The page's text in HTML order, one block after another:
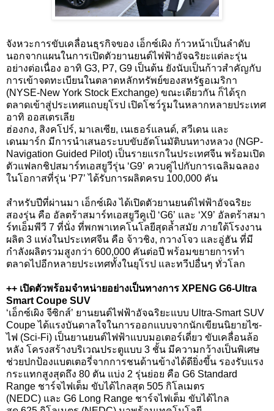
จังหวะการขับเคลื่อนธุรกิจของ เอ็กซ์เผิง ก้าวหน้าเป็นลำดับ
นอกจากแผนในการเปิดตัวยานยนต์ไฟฟ้าอัจฉริยะแต่ละรุ่น
อย่างต่อเนื่อง อาทิ G3, P7, G9 เป็นต้น ยังนับเป็นก้าวสำคัญกับ
การเข้าจดทะเบียนในตลาดหลักทรัพย์ของสหรัฐอเมริกา
(NYSE-New York Stock Exchange) ขณะเดียวกัน ก็ได้รุก
ตลาดเข้าสู่ประเทศแถบยุโรป เปิดโชว์รูมในหลากหลายประเทศ
อาทิ ออสเตรเลีย
ฮ่องกง, สิงคโปร์, มาเลเซีย, เนเธอร์แลนด์, สวีเดน และ
เดนมาร์ก มีการนำเสนอระบบขับอัตโนมัติบนทางหลวง (NGP-
Navigation Guided Pilot) เป็นรายแรกในประเทศจีน พร้อมเปิด
ตัวแฟลกชิปสมาร์ทเอสยูวีรุ่น ‘G9’ ควบคู่ไปกับการเฉลิมฉลอง
ในโอกาสที่รุ่น ‘P7’ได้รับการผลิตครบ 100,000 คัน
สำหรับปีที่ผ่านมา เอ็กซ์เผิง ได้เปิดตัวยานยนต์ไฟฟ้าอัจฉริยะ
สองรุ่น คือ อัลตร้าสมาร์ทเอสยูวีคูเป้ ‘G6’ และ ‘X9’ อัลตร้าสมา
ร์ทเอ็มพีวี 7 ที่นั่ง ที่พกพาเทคโนโลยีสุดล้ำสมัย ภายใต้โรงงาน
ผลิต 3 แห่งในประเทศจีน คือ จ้าวชิง, กวางโจว และอู่ฮัน ที่มี
กำลังผลิตรวมสูงกว่า 600,000 คันต่อปี พร้อมขยายการทำ
ตลาดไปอีกหลายประเทศทั้งในยุโรป และทวีปอื่นๆ ทั่วโลก
++ เปิดตัวพร้อมจำหน่ายอย่างเป็นทางการ XPENG G6-Ultra
Smart Coupe SUV
‘เอ็กซ์เผิง จีซิกส์’ ยานยนต์ไฟฟ้าอัจฉริยะแบบ Ultra-Smart SUV
Coupeได้แรงบันดาลใจในการออกแบบจากนักเขียนนิยายไซ-
ไฟ (Sci-Fi) เป็นยานยนต์ไฟฟ้าแบบมอเตอร์เดี่ยว ขับเคลื่อนล้อ
หลัง โครงสร้างบริเวณประตูแบบ 3 ชั้น มีความกว้างเป็นพิเศษ
ช่วยปกป้องแบตเตอรี่จากการชนด้านข้างได้ดียิ่งขึ้น รองรับแรง
กระแทกสูงสุดถึง 80 ตัน แบ่ง 2 รุ่นย่อย คือ G6 Standard
Range ชาร์จไฟเต็ม ขับได้ไกลสุด 505 กิโลเมตร
(NEDC) และ G6 Long Range ชาร์จไฟเต็ม ขับได้ไกล